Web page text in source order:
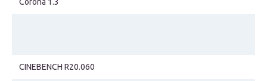
Corona 1.3
CINEBENCH R20.060